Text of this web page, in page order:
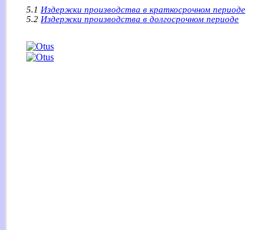
5.1 Издержки производства в краткосрочном периоде
5.2 Издержки производства в долгосрочном периоде